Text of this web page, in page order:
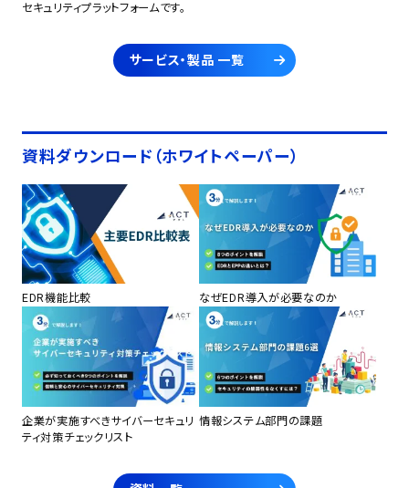
セキュリティプラットフォームです。
サービス・製品 一覧
資料ダウンロード（ホワイトペーパー）
EDR機能比較 なぜEDR導入が必要なのか
企業が実施すべきサイバーセキュリ
ティ対策チェックリスト
情報システム部門の課題